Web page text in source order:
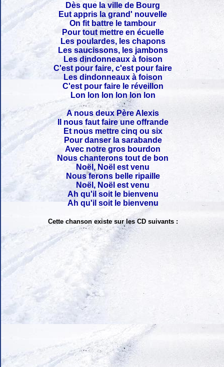
Dès que la ville de Bourg
Eut appris la grand' nouvelle
On fit battre le tambour
Pour tout mettre en écuelle
Les poulardes, les chapons
Les saucissons, les jambons
Les dindonneaux à foison
C'est pour faire, c'est pour faire
Les dindonneaux à foison
C'est pour faire le réveillon
Lon lon lon lon lon lon
A nous deux Père Alexis
Il nous faut faire une offrande
Et nous mettre cinq ou six
Pour danser la sarabande
Avec notre gros bourdon
Nous chanterons tout de bon
Noël, Noël est venu
Nous ferons belle ripaille
Noël, Noël est venu
Ah qu'il soit le bienvenu
Ah qu'il soit le bienvenu
Cette chanson existe sur les CD suivants :